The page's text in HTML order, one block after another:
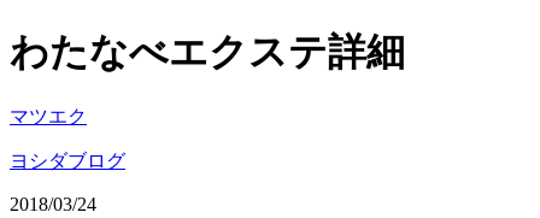
わたなべエクステ詳細
マツエク
ヨシダブログ
2018/03/24